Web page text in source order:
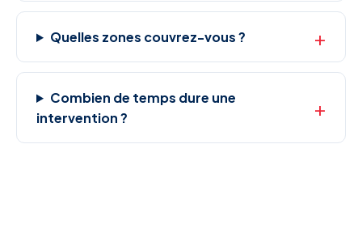
Quelles zones couvrez-vous ?
Combien de temps dure une
intervention ?